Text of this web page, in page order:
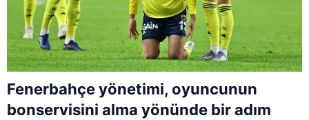
Fenerbahçe yönetimi, oyuncunun
bonservisini alma yönünde bir adım